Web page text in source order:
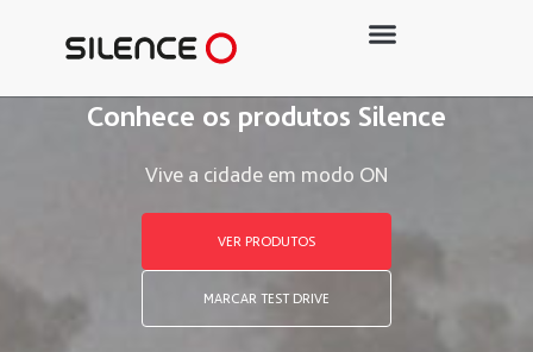
Conhece os produtos Silence
Vive a cidade em modo ON
VER PRODUTOS
MARCAR TEST DRIVE